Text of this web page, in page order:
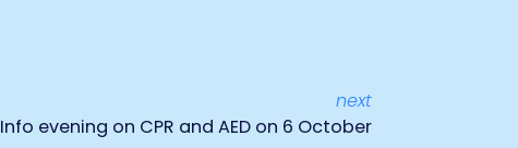
next
Info evening on CPR and AED on 6 October